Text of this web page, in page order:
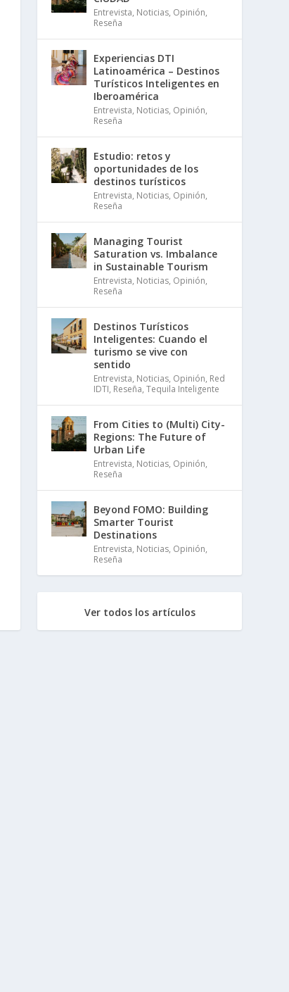
Entrevista, Noticias, Opinión,
Reseña
Experiencias DTI
Latinoamérica – Destinos
Turísticos Inteligentes en
Iberoamérica
Entrevista, Noticias, Opinión,
Reseña
Estudio: retos y
oportunidades de los
destinos turísticos
Entrevista, Noticias, Opinión,
Reseña
Managing Tourist
Saturation vs. Imbalance
in Sustainable Tourism
Entrevista, Noticias, Opinión,
Reseña
Destinos Turísticos
Inteligentes: Cuando el
turismo se vive con
sentido
Entrevista, Noticias, Opinión, Red
IDTI, Reseña,Tequila Inteligente
From Cities to (Multi) City-
Regions: The Future of
Urban Life
Entrevista, Noticias, Opinión,
Reseña
Beyond FOMO: Building
Smarter Tourist
Destinations
Entrevista, Noticias, Opinión,
Reseña
Ver todos los artículos